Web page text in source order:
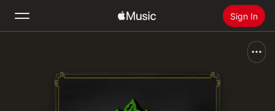
Sign In
Home